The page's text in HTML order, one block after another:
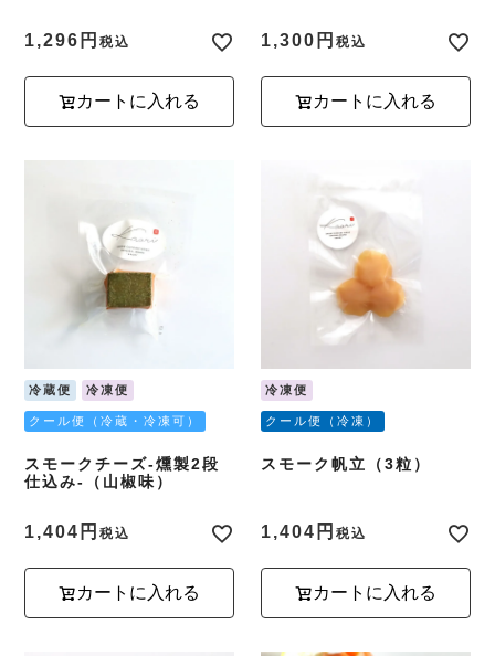
1,296 税込
カートに入れる
1,300 税込
カートに入れる
冷蔵便 冷凍便
クール便（冷蔵・冷凍可）
スモークチーズ-燻製2段
仕込み-（山椒味）
1,404 税込
カートに入れる
冷凍便
クール便（冷凍）
スモーク帆立（3粒）
1,404 税込
カートに入れる